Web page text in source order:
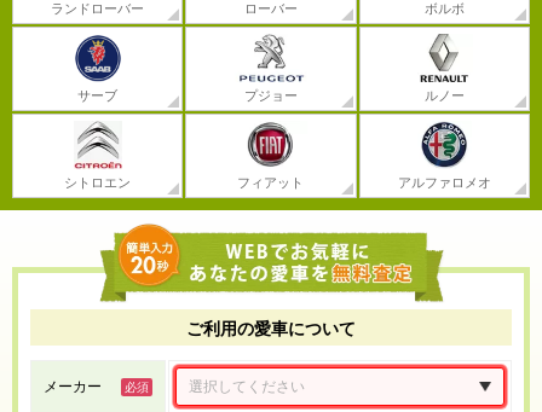
ランドローバー ローバー ボルボ
サーブ プジョー ルノー
シトロエン フィアット アルファロメオ
ご利用の愛車について
メーカー